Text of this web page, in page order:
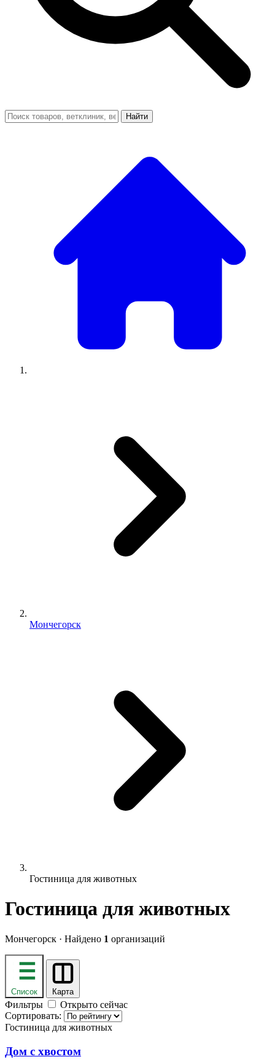
Найти
Мончегорск
Гостиница для животных
Гостиница для животных
Мончегорск · Найдено 1 организаций
Список Карта
Фильтры
Открыто сейчас
Сортировать:
Гостиница для животных
Дом с хвостом